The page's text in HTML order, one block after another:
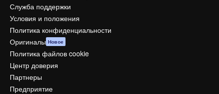
Служба поддержки
Условия и положения
Политика конфиденциальности
Оригиналы Новое
Политика файлов cookie
Центр доверия
Партнеры
Предприятие